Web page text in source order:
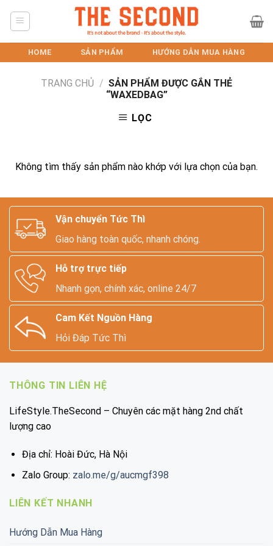
HOME SẢN PHẨM HƯỚNG DẪN MUA HÀNG
TRANG CHỦ / SẢN PHẨM ĐƯỢC GẮN THẺ
“WAXEDBAG”
LỌC
Không tìm thấy sản phẩm nào khớp với lựa chọn của bạn.
Vận chuyển Tức Thì
Giao hàng toàn quốc, nhanh chóng.
Hỗ trợ trực tiếp
Nhanh gọn, chính xác, online 24/7
Cam Kết Nguồn Hàng
Hỏi Đáp Tức Thì
THÔNG TIN LIÊN HỆ
LifeStyle.TheSecond – Chuyên các mặt hàng 2nd chất
lượng cao
Địa chỉ: Hoài Đức, Hà Nội
Zalo Group: zalo.me/g/aucmgf398
LIÊN KẾT NHANH
Hướng Dẫn Mua Hàng